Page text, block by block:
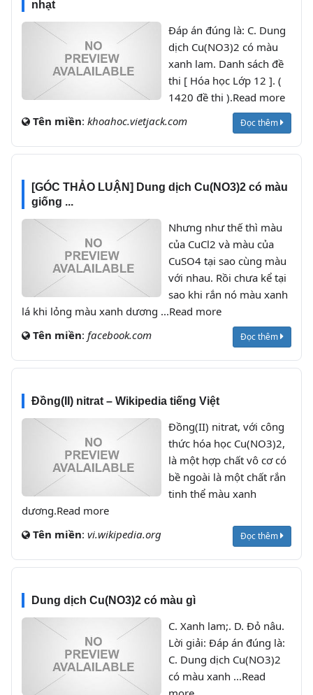
nhạt
Đáp án đúng là: C. Dung
dịch Cu(NO3)2 có màu
xanh lam. Danh sách đề
thi [ Hóa học Lớp 12 ]. (
1420 đề thi ).Read more
Tên miền: khoahoc.vietjack.com Đọc thêm
[GÓC THẢO LUẬN] Dung dịch Cu(NO3)2 có màu
giống ...
Nhưng như thế thì màu
của CuCl2 và màu của
CuSO4 tại sao cùng màu
với nhau. Rồi chưa kể tại
sao khi rắn nó màu xanh
lá khi lỏng màu xanh dương ...Read more
Tên miền: facebook.com Đọc thêm
Đồng(II) nitrat – Wikipedia tiếng Việt
Đồng(II) nitrat, với công
thức hóa học Cu(NO3)2,
là một hợp chất vô cơ có
bề ngoài là một chất rắn
tinh thể màu xanh
dương.Read more
Tên miền: vi.wikipedia.org Đọc thêm
Dung dịch Cu(NO3)2 có màu gì
C. Xanh lam;. D. Đỏ nâu.
Lời giải: Đáp án đúng là:
C. Dung dịch Cu(NO3)2
có màu xanh ...Read